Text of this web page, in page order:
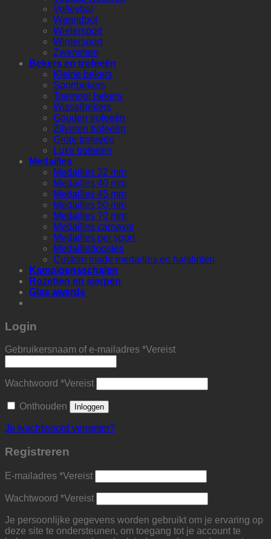
Volleybal
Wereldbol
Wielersport
Wintersport
Zwemmen
Bekers en trofeeën
Kleine bekers
Sportbekers
Toernooi bekers
Wisselbekers
Gouden trofeeën
Zilveren trofeeën
Grote trofeeën
Luxe trofeeën
Medailles
Medailles 32 mm
Medailles 40 mm
Medailles 45 mm
Medailles 50 mm
Medailles 70 mm
Medailles carnaval
Medailles per sport
Medailledoosjes
Custom made medailles en halslinten
Kampioensschalen
Rozetten en sjerpen
Glas awards
Login
Gebruikersnaam of e-mailadres *Vereist
Wachtwoord *Vereist
Onthouden Inloggen
Je wachtwoord vergeten?
Registreren
E-mailadres *Vereist
Wachtwoord *Vereist
Je persoonlijke gegevens worden gebruikt om je ervaring op
deze site te ondersteunen, om toegang tot je account te